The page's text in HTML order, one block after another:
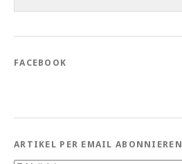
FACEBOOK
ARTIKEL PER EMAIL ABONNIEREN